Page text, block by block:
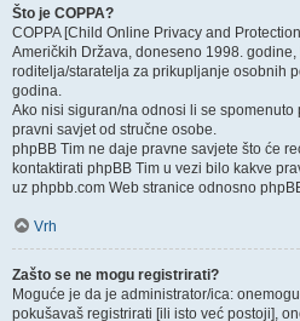
Što je COPPA?
COPPA [Child Online Privacy and
Američkih Država, doneseno 1998.
roditelja/staratelja za prikupljanje osobnih
godina.
Ako nisi siguran/na odnosi li se spomenuto
pravni savjet od stručne osobe.
phpBB Tim ne daje pravne savjete što će
kontaktirati phpBB Tim u vezi bilo kakve
uz phpbb.com Web stranice odnosno
Vrh
Zašto se ne mogu registrirati?
Moguće je da je administrator/ica:
pokušavaš registrirati [ili isto već postoji],